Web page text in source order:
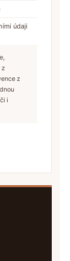
údaji
z
z
i